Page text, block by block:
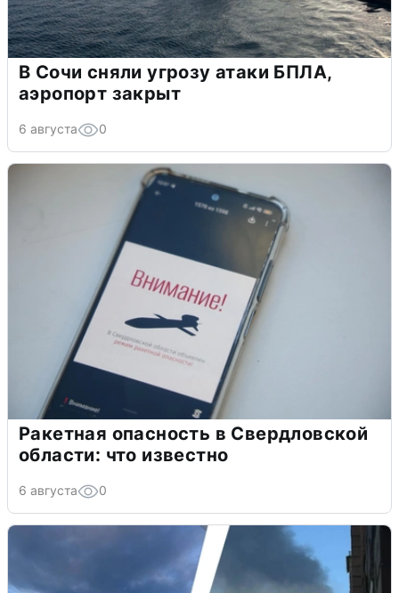
В Сочи сняли угрозу атаки БПЛА,
аэропорт закрыт
6 августа 0
Ракетная опасность в Свердловской
области: что известно
6 августа 0